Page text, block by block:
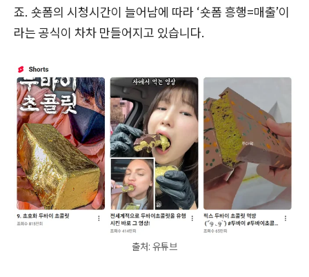
죠. 숏폼의 시청시간이 늘어남에 따라 ‘숏폼 흥행=매출’이
라는 공식이 차차 만들어지고 있습니다.
출처: 유튜브